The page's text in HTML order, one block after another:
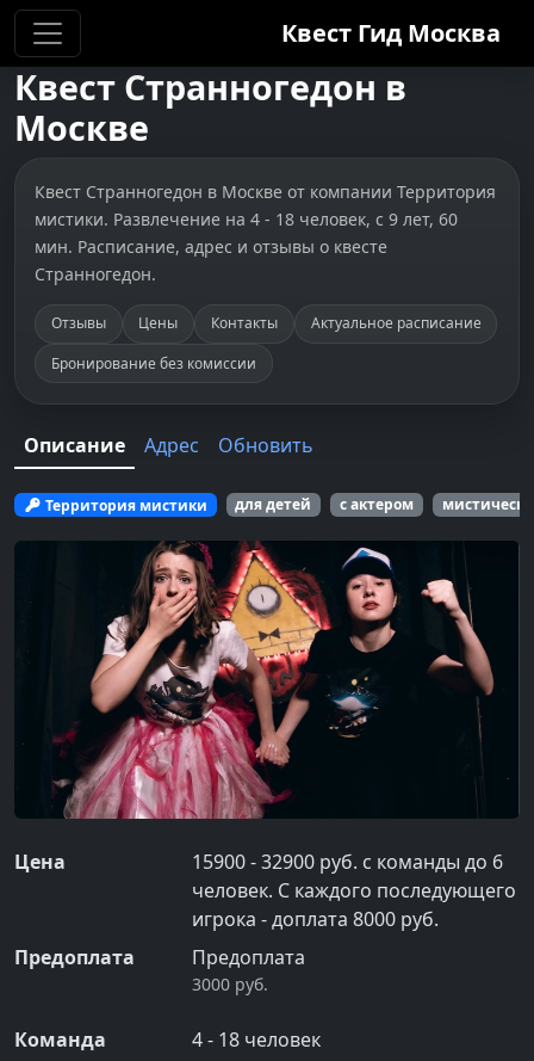
Квест Гид Москва
Квест Странногедон в
Москве
Квест Странногедон в Москве от компании Территория
мистики. Развлечение на 4 - 18 человек, с 9 лет, 60
мин. Расписание, адрес и отзывы о квесте
Странногедон.
Отзывы Цены Контакты
Актуальное расписание
Бронирование без комиссии
Описание Адрес Обновить
Территория мистики для детей с актером
Цена
15900 - 32900 руб. с команды до 6
человек. С каждого последующего
игрока - доплата 8000 руб.
Предоплата
Предоплата
3000 руб.
Команда 4- 18 человек